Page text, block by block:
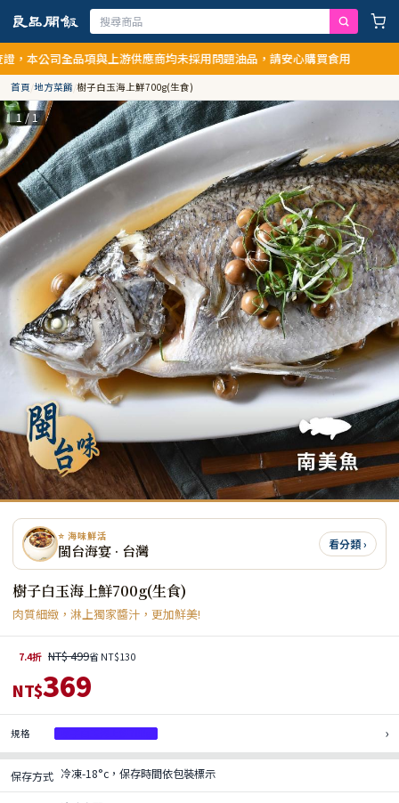
本公司全品項與上游供應商均未採用問題油品，請安心購買食用
首頁/地方菜餚/樹子白玉海上鮮700g(生食)
1 / 1
⭐ 海味鮮活
閩台海宴 · 台灣 看分類 ›
樹子白玉海上鮮700g(生食)
肉質細緻，淋上獨家醬汁，更加鮮美!
7.4折 NT$ 499省 NT$130
NT$369
規格 ›
保存方式 冷凍-18°c，保存時間依包裝標示